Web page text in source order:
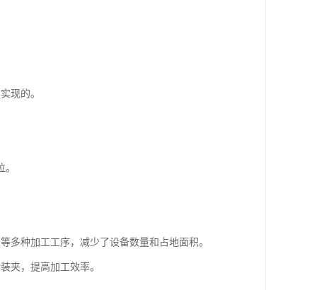
现的。
种加工工序，减少了设备数量和占地面积。
夹，提高加工效率。